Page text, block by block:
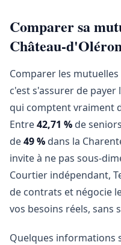
Comparer sa
Château-
Comparer les
c'est s'assurer de
qui comptent vraiment
Entre42,71 % de
de49 % dans la
invite à ne pas sous-
Courtier indépendant,
de contrats et négocie
vos besoins réels, sans
Quelques informations